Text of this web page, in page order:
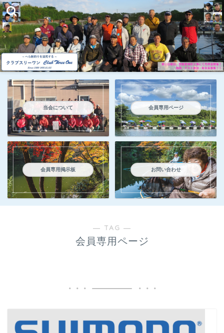
当会について 会員専用ページ
会員専用掲示板 お問い合わせ
― TAG ―
会員専用ページ